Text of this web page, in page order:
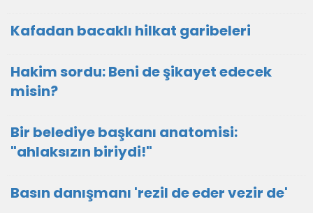
Kafadan bacaklı hilkat garibeleri
Hakim sordu: Beni de şikayet edecek
misin?
Bir belediye başkanı anatomisi:
"ahlaksızın biriydi!"
Basın danışmanı 'rezil de eder vezir de'